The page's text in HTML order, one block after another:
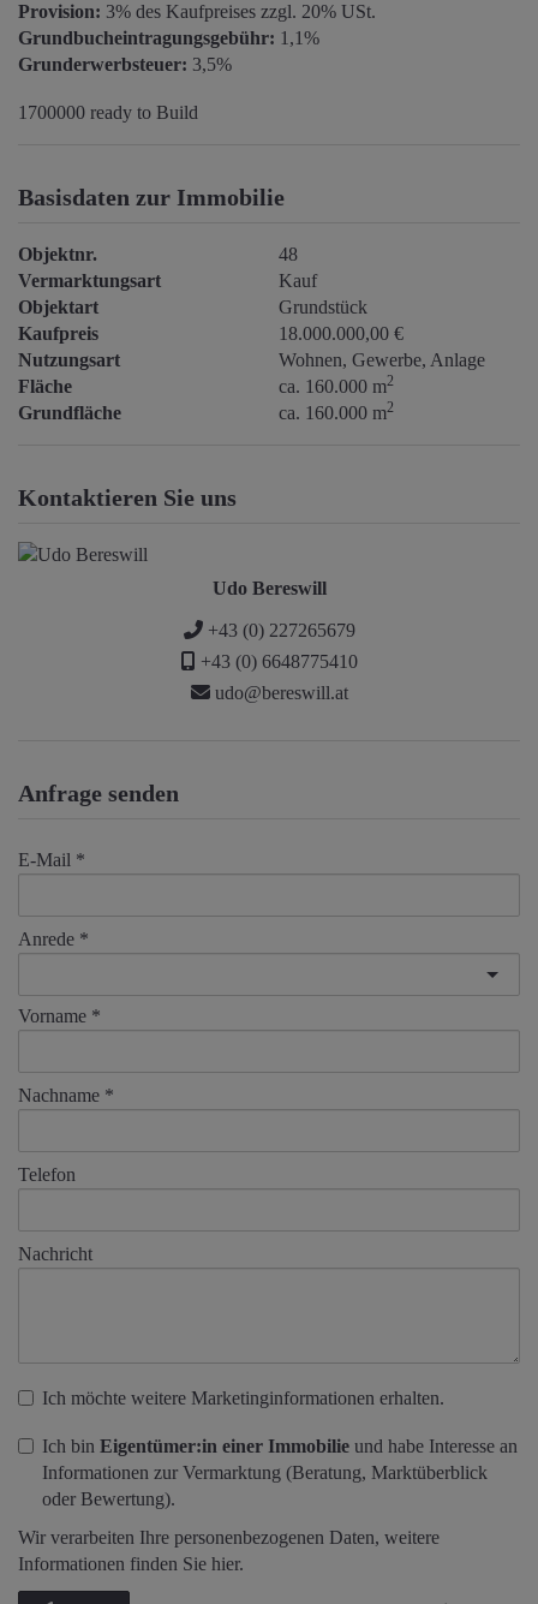
Provision: 3% des Kaufpreises zzgl. 20% USt.
Grundbucheintragungsgebühr: 1,1%
Grunderwerbsteuer: 3,5%
1700000 ready to Build
Basisdaten zur Immobilie
Objektnr.
48
Vermarktungsart
Kauf
Objektart
Grundstück
Kaufpreis
18.000.000,00 €
Nutzungsart
Wohnen Gewerbe Anlage
Fläche
ca. 160.000 m2
Grundfläche ca. 160.000 m2
Kontaktieren Sie uns
Udo Bereswill
+43 (0) 227265679
+43 (0) 6648775410
udo@bereswill.at
Anfrage senden
E-Mail
Anrede
Vorname
Nachname
Telefon
Nachricht
Ich möchte weitere Marketinginformationen erhalten.
Ich bin Eigentümer:in einer Immobilie und habe Interesse an
Informationen zur Vermarktung (Beratung, Marktüberblick
oder Bewertung).
Wir verarbeiten Ihre personenbezogenen Daten, weitere
Informationen finden Sie hier.